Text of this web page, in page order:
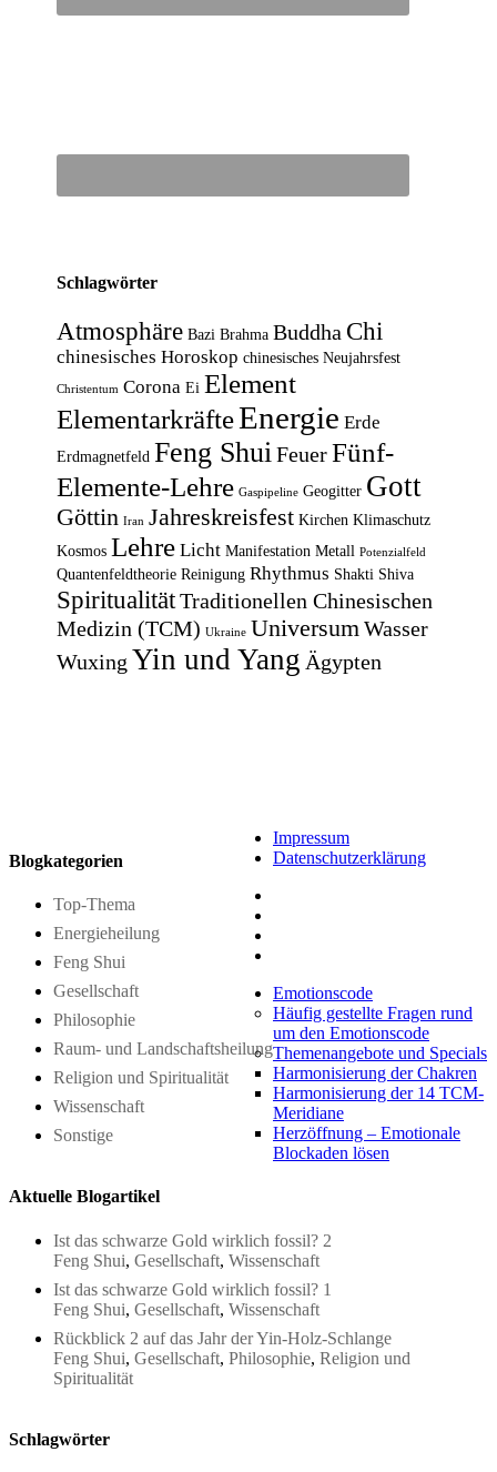
Schlagwörter
Atmosphäre Bazi Brahma Buddha Chi
chinesisches Horoskop chinesisches Neujahrsfest
Christentum Corona Ei Element
ElementarkräfteEnergie Erde
Erdmagnetfeld Feng Shui Feuer Fünf-
Elemente-Lehre Gaspipeline Geogitter Gott
Göttin Iran Jahreskreisfest Kirchen Klimaschutz
Kosmos Lehre Licht Manifestation Metall Potenzialfeld
Quantenfeldtheorie Reinigung Rhythmus Shakti Shiva
Spiritualität Traditionellen Chinesischen
Medizin (TCM) Ukraine Universum Wasser
Wuxing Yin und Yang Ägypten
Blogkategorien
Top-Thema
Energieheilung
Feng Shui
Gesellschaft
Philosophie
Raum- und Landschaftsheilung
Religion und Spiritualität
Wissenschaft
Sonstige
Aktuelle Blogartikel
Ist das schwarze Gold wirklich fossil? 2
Feng Shui, Gesellschaft, Wissenschaft
Ist das schwarze Gold wirklich fossil? 1
Feng Shui, Gesellschaft, Wissenschaft
Rückblick 2 auf das Jahr der Yin-Holz-Schlange
Feng Shui, Gesellschaft, Philosophie, Religion und
Spiritualität
Schlagwörter
Impressum
Datenschutzerklärung
Emotionscode
Häufig gestellte Fragen rund
um den Emotionscode
Themenangebote und Specials
Harmonisierung der Chakren
Harmonisierung der 14 TCM-
Meridiane
Herzöffnung – Emotionale
Blockaden lösen